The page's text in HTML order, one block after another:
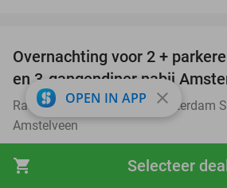
shopping_cart Selecteer
Overnachting voor 2 +
en 3-gangendiner nabij
Radisson Hotel & Suites Amsterdam
Amstelveen
OPEN IN APP close